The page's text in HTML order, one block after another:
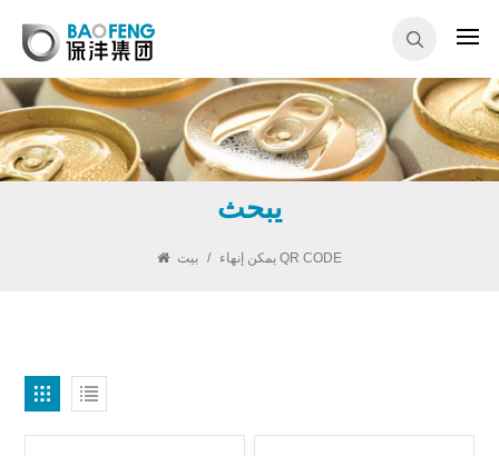
يبحث
/ يمكن إنهاء QR CODE